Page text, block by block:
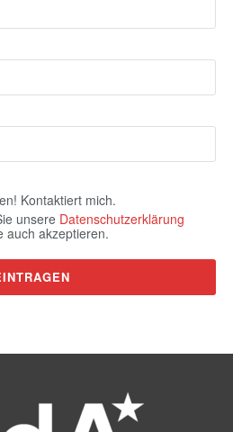
Kontaktiert mich.
unsere Datenschutzerklärung
auch akzeptieren.